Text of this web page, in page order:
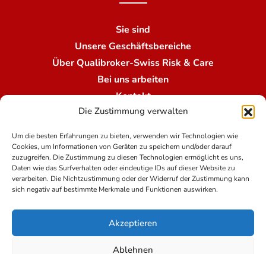
Die Zustimmung verwalten
Um die besten Erfahrungen zu bieten, verwenden wir Technologien wie
Cookies, um Informationen von Geräten zu speichern und/oder darauf
zuzugreifen. Die Zustimmung zu diesen Technologien ermöglicht es uns,
Daten wie das Surfverhalten oder eindeutige IDs auf dieser Website zu
verarbeiten. Die Nichtzustimmung oder der Widerruf der Zustimmung kann
sich negativ auf bestimmte Merkmale und Funktionen auswirken.
Akzeptieren
Ablehnen
Sie sind
Unsere Geschäftsbereiche
Über Qualibroker-Swiss Risk & Care
Bei uns arbeiten
Kontakt
Unsere Niederlassungen
Nutzungsbedingungen
Rechtshinweise
Die Datenschutzpolitik bei Qualibroker-Swiss Risk
& Care
Impressum